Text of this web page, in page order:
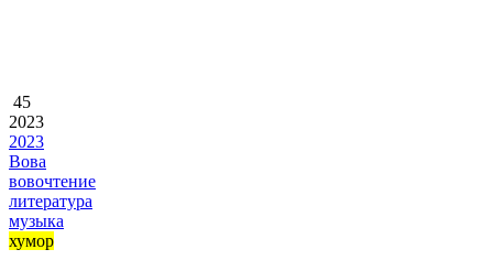
45
2023
2023
Вова
вовочтение
литература
музыка
хумор